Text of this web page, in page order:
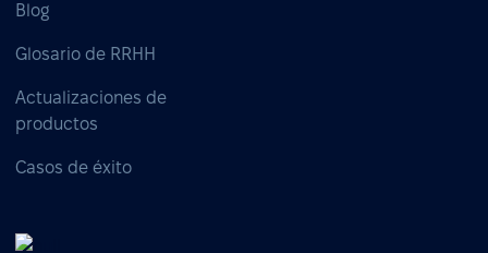
Blog
Glosario de RRHH
Actualizaciones de
productos
Casos de éxito